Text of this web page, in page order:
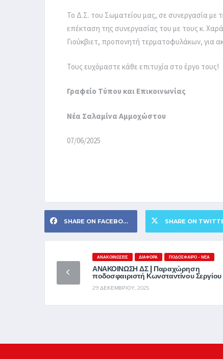
Το Δ.Σ. του Σωματείου μας, σε συνεργασία με
επέκταση της συνεργασίας του με τους κ.
Γιούκβιετ, προπονητή τερματοφυλάκων, για
Τους ευχόμαστε κάθε επιτυχία στο έργο τους!
Γραφείο Τύπου και Επικοινωνίας
Νέα Σαλαμίνα Αμμοχώστου
07/06/2025
SHARE ON FACEBOOK SHARE ON
ΑΝΑΚΟΙΝΏΣΕΙΣ ΔΙΆΦΟΡΑ ΠΟΔΌΣΦΑΙΡΟ - ΝΈΑ
ΑΝΑΚΟΙΝΩΣΗ ΔΣ | Παραχώρηση
ποδοσφαιριστή Κωνσταντίνου Σεργίου
29 ΔΕΚΕΜΒΡΊΟΥ, 2025